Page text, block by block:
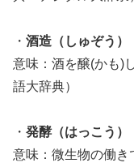
・ 酒造（しゅぞう）
意味：酒を醸(かも)
語大辞典）
・ 発酵（はっこう）
意味：微生物の働き